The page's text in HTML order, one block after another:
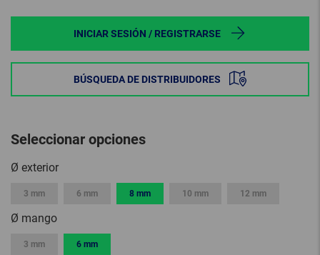
INICIAR SESIÓN / REGISTRARSE
BÚSQUEDA DE DISTRIBUIDORES
Seleccionar opciones
Ø exterior
3 mm 6 mm 8 mm 10 mm 12 mm
Ø mango
3 mm 6 mm